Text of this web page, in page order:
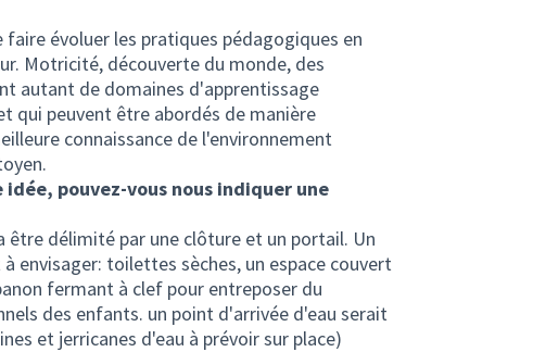
évoluer les pratiques pédagogiques en
Motricité, découverte du monde, des
autant de domaines d'apprentissage
qui peuvent être abordés de manière
connaissance de l'environnement
pouvez-vous nous indiquer une
être délimité par une clôture et un portail. Un
envisager: toilettes sèches, un espace couvert
fermant à clef pour entreposer du
des enfants. un point d'arrivée d'eau serait
et jerricanes d'eau à prévoir sur place)